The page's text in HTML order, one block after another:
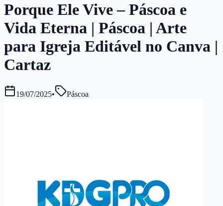
Porque Ele Vive – Páscoa e
Vida Eterna | Páscoa | Arte
para Igreja Editável no Canva |
Cartaz
19/07/2025• Páscoa